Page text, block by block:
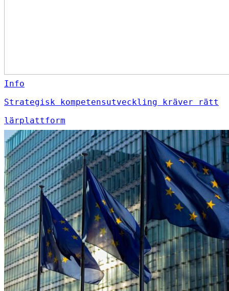
Info
Strategisk kompetensutveckling kräver rätt
lärplattform